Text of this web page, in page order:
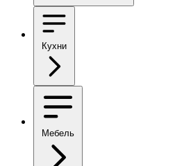
Кухни
Мебель